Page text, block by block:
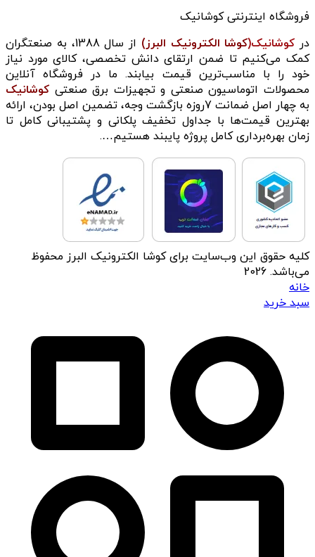
فروشگاه اینترنتی کوشانیک
در کوشانیک(کوشا الکترونیک البرز)
از سال 1388، به صنعتگران
کمک می‌کنیم تا ضمن ارتقای دانش تخصصی، کالای مورد نیاز
خود را با مناسب‌ترین قیمت بیابند. ما در فروشگاه آنلاین
محصولات اتوماسیون صنعتی و تجهیزات برق صنعتی کوشانیک
به چهار اصل ضمانت 7روزه بازگشت وجه، تضمین اصل بودن، ارائه
بهترین قیمت‌ها با جداول تخفیف پلکانی و پشتیبانی کامل تا
زمان بهره‌برداری کامل پروژه پایبند هستیم….
کلیه حقوق این وب‌سایت برای کوشا الکترونیک البرز محفوظ
می‌باشد. 2026
خانه
سبد خرید